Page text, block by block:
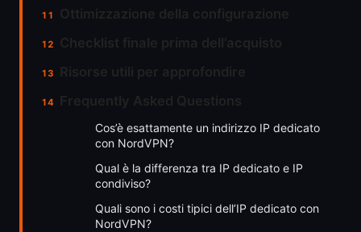
Cos’è esattamente un indirizzo IP dedicato
con NordVPN?
Qual è la differenza tra IP dedicato e IP
condiviso?
Quali sono i costi tipici dell’IP dedicato con
NordVPN?